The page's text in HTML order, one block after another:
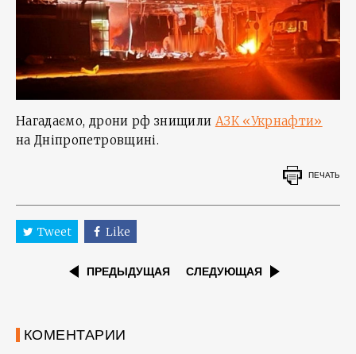
Нагадаємо, дрони рф знищили АЗК «Укрнафти»
на Дніпропетровщині.
ПЕЧАТЬ
Tweet Like
ПРЕДЫДУЩАЯ СЛЕДУЮЩАЯ
КОМЕНТАРИИ